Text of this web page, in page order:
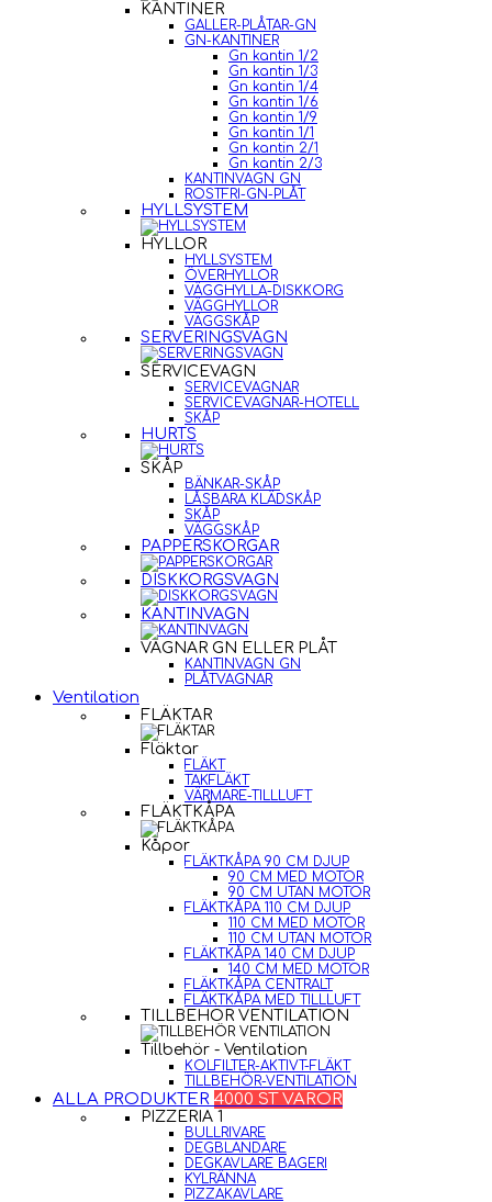
KANTINER
GALLER-PLÅTAR-GN
GN-KANTINER
Gn kantin 1/2
Gn kantin 1/3
Gn kantin 1/4
Gn kantin 1/6
Gn kantin 1/9
Gn kantin 1/1
Gn kantin 2/1
Gn kantin 2/3
KANTINVAGN GN
ROSTFRI-GN-PLÅT
HYLLSYSTEM
HYLLOR
HYLLSYSTEM
ÖVERHYLLOR
VÄGGHYLLA-DISKKORG
VÄGGHYLLOR
VÄGGSKÅP
SERVERINGSVAGN
SERVICEVAGN
SERVICEVAGNAR
SERVICEVAGNAR-HOTELL
SKÅP
HURTS
SKÅP
BÄNKAR-SKÅP
LÅSBARA KLÄDSKÅP
SKÅP
VÄGGSKÅP
PAPPERSKORGAR
DISKKORGSVAGN
KANTINVAGN
VAGNAR GN ELLER PLÅT
KANTINVAGN GN
PLÅTVAGNAR
Ventilation
FLÄKTAR
Fläktar
FLÄKT
TAKFLÄKT
VÄRMARE-TILLLUFT
FLÄKTKÅPA
Kåpor
FLÄKTKÅPA 90 CM DJUP
90 CM MED MOTOR
90 CM UTAN MOTOR
FLÄKTKÅPA 110 CM DJUP
110 CM MED MOTOR
110 CM UTAN MOTOR
FLÄKTKÅPA 140 CM DJUP
140 CM MED MOTOR
FLÄKTKÅPA CENTRALT
FLÄKTKÅPA MED TILLLUFT
TILLBEHÖR VENTILATION
Tillbehör - Ventilation
KOLFILTER-AKTIVT-FLÄKT
TILLBEHÖR-VENTILATION
ALLA PRODUKTER 4000 ST VAROR
PIZZERIA 1
BULLRIVARE
DEGBLANDARE
DEGKAVLARE BAGERI
KYLRÄNNA
PIZZAKAVLARE